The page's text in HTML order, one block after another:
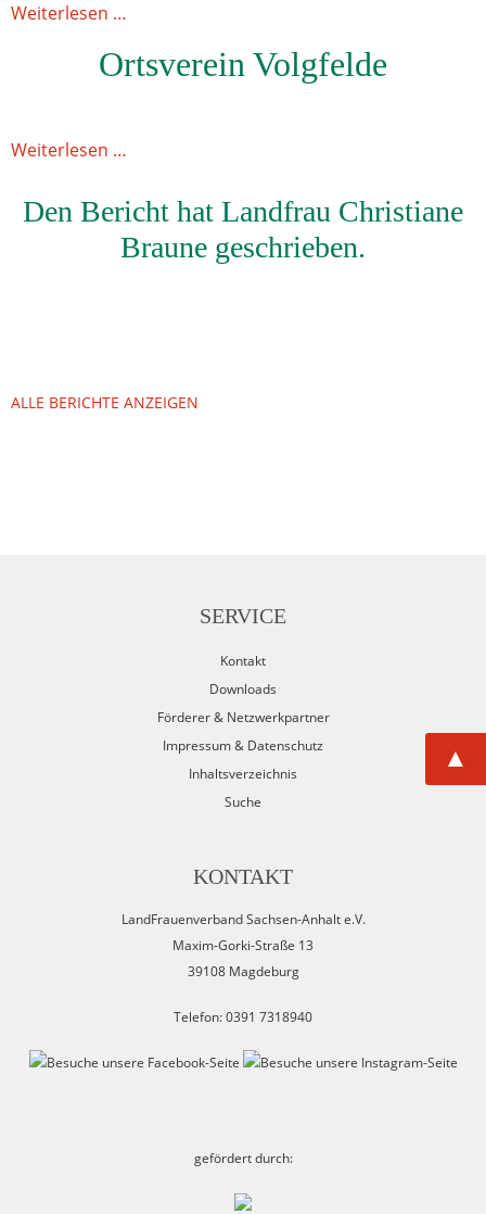
Weiterlesen …
Ortsverein Volgfelde
Weiterlesen …
Den Bericht hat Landfrau Christiane
Braune geschrieben.
ALLE BERICHTE ANZEIGEN
SERVICE
Kontakt
Downloads
Förderer & Netzwerkpartner
Impressum & Datenschutz
Inhaltsverzeichnis
Suche
KONTAKT
LandFrauenverband Sachsen-Anhalt e.V.
Maxim-Gorki-Straße 13
39108 Magdeburg
Telefon: 0391 7318940
gefördert durch:
▲